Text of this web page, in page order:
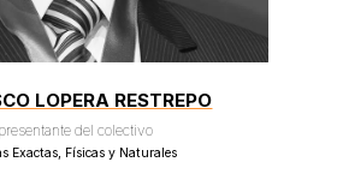
LOPERA RESTREPO
del colectivo
Exactas, Físicas y Naturales